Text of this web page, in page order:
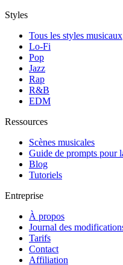
Styles
Tous les styles musicaux
Lo-Fi
Pop
Jazz
Rap
R&B
EDM
Ressources
Scènes musicales
Guide de prompts pour
Blog
Tutoriels
Entreprise
À propos
Journal des
Tarifs
Contact
Affiliation